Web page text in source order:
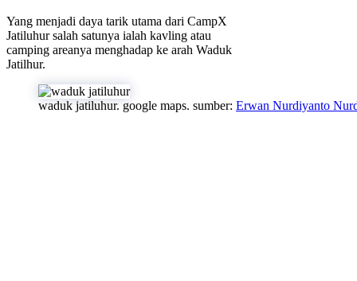
Yang menjadi daya tarik utama dari CampX
Jatiluhur salah satunya ialah kavling atau
camping areanya menghadap ke arah Waduk
Jatilhur.
waduk jatiluhur. google maps. sumber: Erwan Nurdiyanto